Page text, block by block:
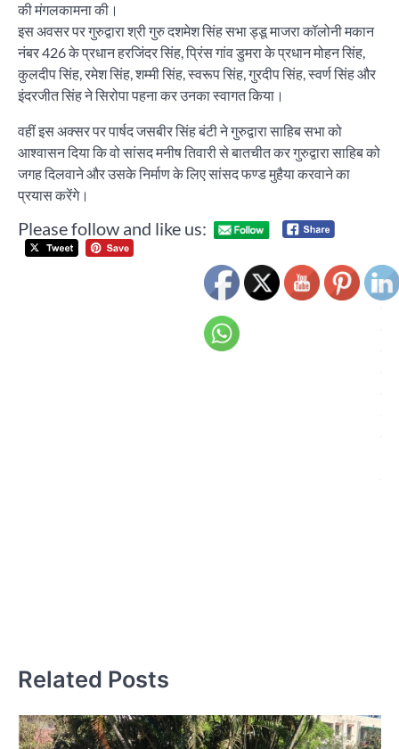
की मंगलकामना की।
इस अवसर पर गुरुद्वारा श्री गुरु दशमेश सिंह सभा ड्डू माजरा कॉलोनी मकान
नंबर 426 के प्रधान हरजिंदर सिंह, प्रिंस गांव डुमरा के प्रधान मोहन सिंह,
कुलदीप सिंह, रमेश सिंह, शम्मी सिंह, स्वरूप सिंह, गुरदीप सिंह, स्वर्ण सिंह और
इंदरजीत सिंह ने सिरोपा पहना कर उनका स्वागत किया।
वहीं इस अक्सर पर पार्षद जसबीर सिंह बंटी ने गुरुद्वारा साहिब सभा को
आश्वासन दिया कि वो सांसद मनीष तिवारी से बातचीत कर गुरुद्वारा साहिब को
जगह दिलवाने और उसके निर्माण के लिए सांसद फण्ड मुहैया करवाने का
प्रयास करेंगे।
Please follow and like us:
Post
Related Posts